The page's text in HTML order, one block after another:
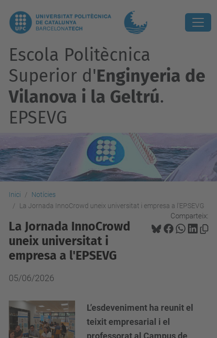
Escola Politècnica
Superior d'Enginyeria de
Vilanova i la Geltrú.
EPSEVG
Inici
Notícies
La Jornada InnoCrowd uneix universitat i empresa a l'EPSEVG
Comparteix:
La Jornada InnoCrowd
uneix universitat i
empresa a l'EPSEVG
05/06/2026
L’esdeveniment ha reunit el
teixit empresarial i el
professorat al Campus de